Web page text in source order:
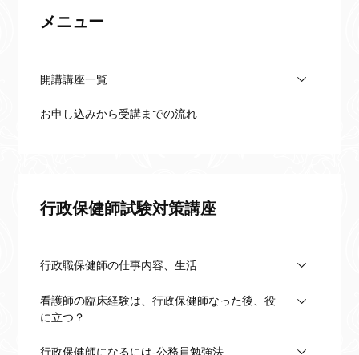
メニュー
開講講座一覧
お申し込みから受講までの流れ
行政保健師試験対策講座
行政職保健師の仕事内容、生活
看護師の臨床経験は、行政保健師なった後、役
に立つ？
行政保健師になるには-公務員勉強法